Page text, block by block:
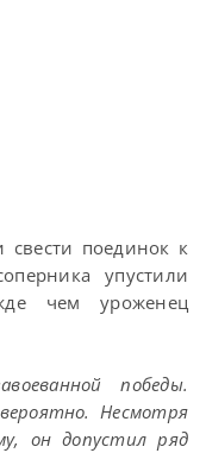
свести поединок к
упустили
чем уроженец
победы.
Несмотря
он допустил ряд